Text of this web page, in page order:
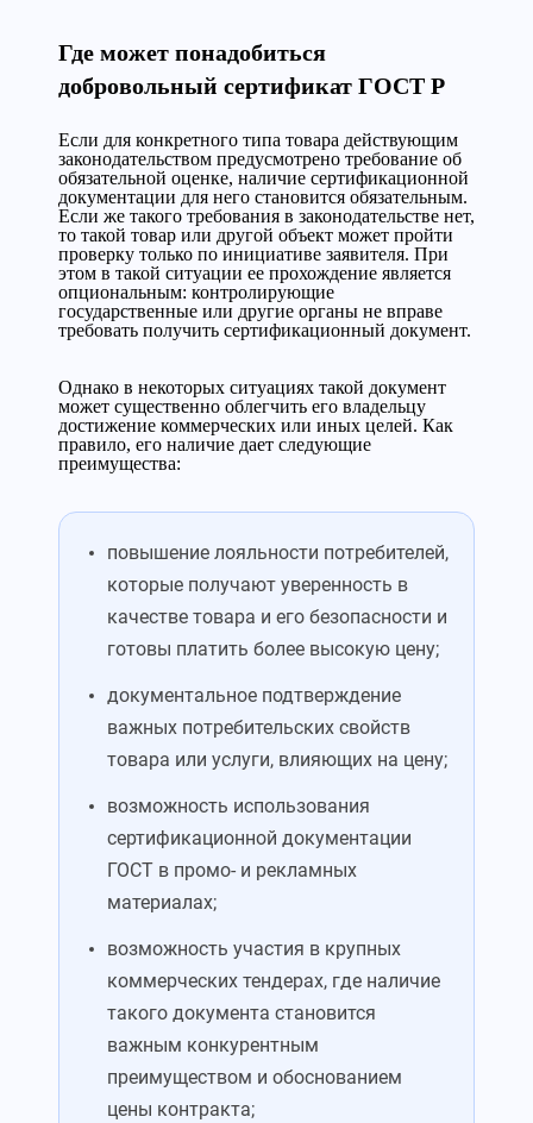
Где может понадобиться
добровольный сертификат ГОСТ Р
Если для конкретного типа товара действующим
законодательством предусмотрено требование об
обязательной оценке, наличие сертификационной
документации для него становится обязательным.
Если же такого требования в законодательстве нет,
то такой товар или другой объект может пройти
проверку только по инициативе заявителя. При
этом в такой ситуации ее прохождение является
опциональным: контролирующие
государственные или другие органы не вправе
требовать получить сертификационный документ.
Однако в некоторых ситуациях такой документ
может существенно облегчить его владельцу
достижение коммерческих или иных целей. Как
правило, его наличие дает следующие
преимущества:
повышение лояльности потребителей,
которые получают уверенность в
качестве товара и его безопасности и
готовы платить более высокую цену;
документальное подтверждение
важных потребительских свойств
товара или услуги, влияющих на цену;
возможность использования
сертификационной документации
ГОСТ в промо- и рекламных
материалах;
возможность участия в крупных
коммерческих тендерах, где наличие
такого документа становится
важным конкурентным
преимуществом и обоснованием
цены контракта;